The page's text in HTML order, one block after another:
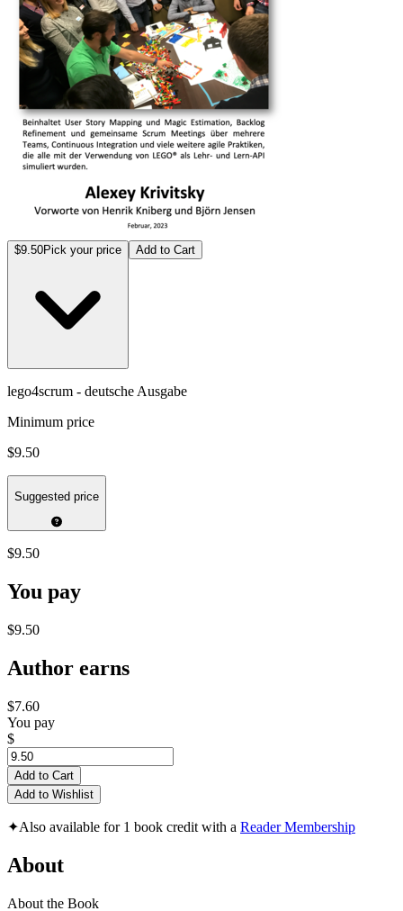
$9.50Pick your price Add to Cart
lego4scrum - deutsche Ausgabe
Minimum price
$9.50
Suggested price
$9.50
You pay
$9.50
Author earns
$7.60
You pay
$
Add to Cart
Add to Wishlist
✦Also available for 1 book credit with a Reader Membership
About
About the Book